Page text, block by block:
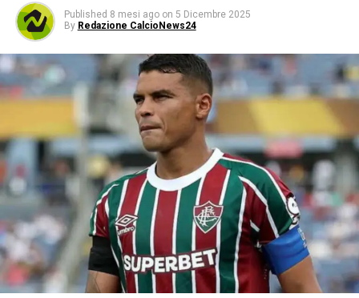
Published 8 mesi ago on 5 Dicembre 2025
By Redazione CalcioNews24